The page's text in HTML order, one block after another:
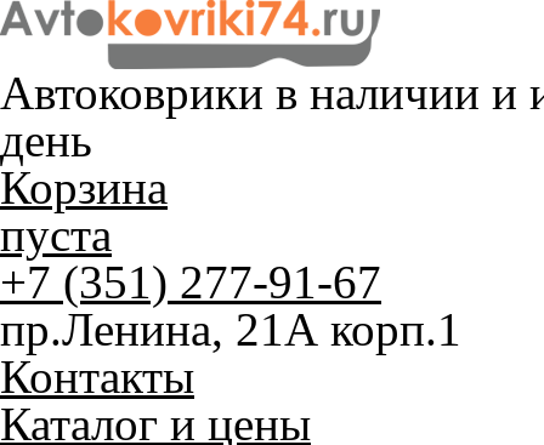
Автоковрики в наличии и
день
Корзина
пуста
+7 (351) 277-91-67
пр.Ленина, 21А корп.1
Контакты
Каталог и цены